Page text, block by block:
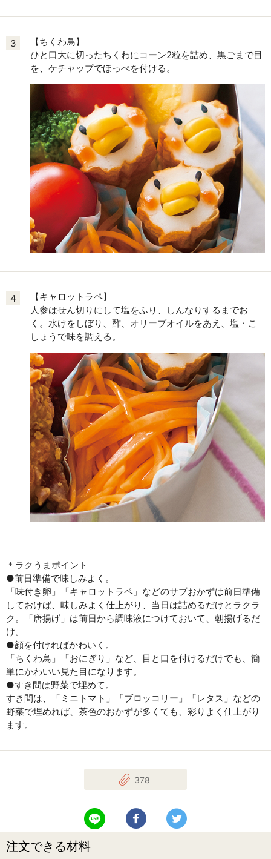
3
【ちくわ鳥】
ひと口大に切ったちくわにコーン2粒を詰め、黒ごまで目
を、ケチャップでほっぺを付ける。
4
【キャロットラペ】
人参はせん切りにして塩をふり、しんなりするまでお
く。水けをしぼり、酢、オリーブオイルをあえ、塩・こ
しょうで味を調える。
＊ラクうまポイント
●前日準備で味しみよく。
「味付き卵」「キャロットラペ」などのサブおかずは前日準備
しておけば、味しみよく仕上がり、当日は詰めるだけとラクラ
ク。「唐揚げ」は前日から調味液につけておいて、朝揚げるだ
け。
●顔を付ければかわいく。
「ちくわ鳥」「おにぎり」など、目と口を付けるだけでも、簡
単にかわいい見た目になります。
●すき間は野菜で埋めて。
すき間は、「ミニトマト」「ブロッコリー」「レタス」などの
野菜で埋めれば、茶色のおかずが多くても、彩りよく仕上がり
ます。
378
LINEで送る Facebookでシェアする
注文できる材料